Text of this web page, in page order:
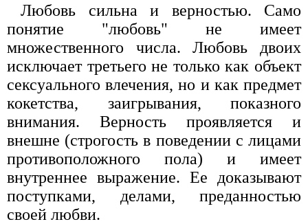
Любовь сильна и верностью. Само
понятие "любовь" не имеет
множественного числа. Любовь двоих
исключает третьего не только как объект
сексуального влечения, но и как предмет
кокетства, заигрывания, показного
внимания. Верность проявляется и
внешне (строгость в поведении с лицами
противоположного пола) и имеет
внутреннее выражение. Ее доказывают
поступками, делами, преданностью
своей любви.